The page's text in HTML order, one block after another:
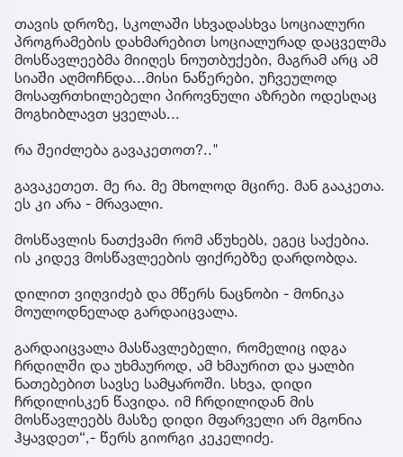
თავის დროზე, სკოლაში სხვადასხვა სოციალური
პროგრამების დახმარებით სოციალურად დაცველმა
მოსწავლეებმა მიიღეს ნოუთბუქები, მაგრამ არც ამ
სიაში აღმოჩნდა...მისი ნაწერები, უჩვეულოდ
მოსაფრთხილებელი პიროვნული აზრები ოდესღაც
მოგხიბლავთ ყველას...
რა შეიძლება გავაკეთოთ?.."
გავაკეთეთ. მე რა. მე მხოლოდ მცირე. მან გააკეთა.
ეს კი არა - მრავალი.
მოსწავლის ნათქვამი რომ აწუხებს, ეგეც საქებია.
ის კიდევ მოსწავლეების ფიქრებზე დარდობდა.
დილით ვიღვიძებ და მწერს ნაცნობი - მონიკა
მოულოდნელად გარდაიცვალა.
გარდაიცვალა მასწავლებელი, რომელიც იდგა
ჩრდილში და უხმაუროდ, ამ ხმაურით და ყალბი
ნათებებით სავსე სამყაროში. სხვა, დიდი
ჩრდილისკენ წავიდა. იმ ჩრდილიდან მის
მოსწავლეებს მასზე დიდი მფარველი არ მგონია
ჰყავდეთ“,- წერს გიორგი კეკელიძე.